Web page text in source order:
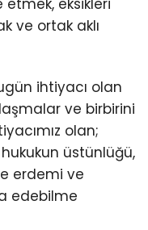
eksikleri
ve ortak aklı
ihtiyacı olan
ve birbirini
olan;
üstünlüğü,
erdemi ve
edebilme